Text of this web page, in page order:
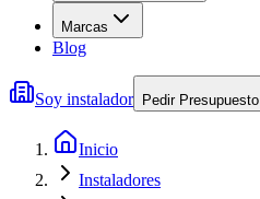
Marcas
Blog
Soy instalador Pedir Presupuesto
Inicio
Instaladores